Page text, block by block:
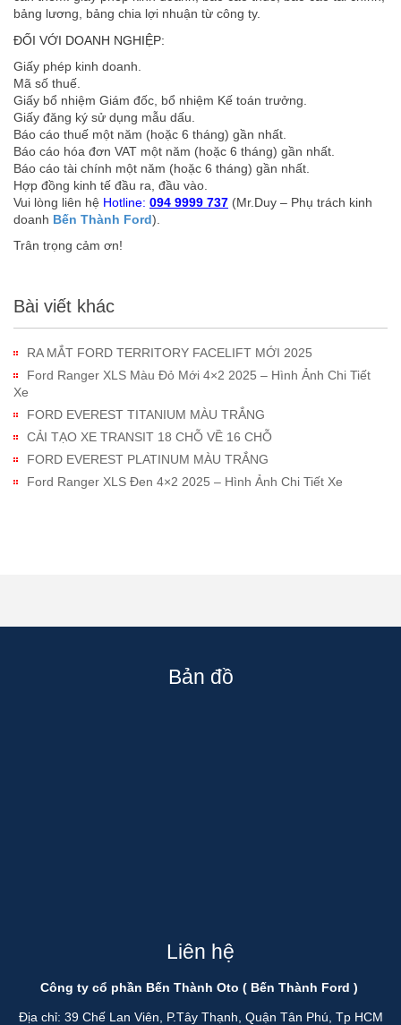
bảng lương, bảng chia lợi nhuận từ công ty.
ĐỐI VỚI DOANH NGHIỆP:
Giấy phép kinh doanh.
Mã số thuế.
Giấy bổ nhiệm Giám đốc, bổ nhiệm Kế toán trưởng.
Giấy đăng ký sử dụng mẫu dấu.
Báo cáo thuế một năm (hoặc 6 tháng) gần nhất.
Báo cáo hóa đơn VAT một năm (hoặc 6 tháng) gần nhất.
Báo cáo tài chính một năm (hoặc 6 tháng) gần nhất.
Hợp đồng kinh tế đầu ra, đầu vào.
Vui lòng liên hệ Hotline: 094 9999 737 (Mr.Duy – Phụ trách kinh
doanh Bến Thành Ford).
Trân trọng cảm ơn!
Bài viết khác
RA MẮT FORD TERRITORY FACELIFT MỚI 2025
Ford Ranger XLS Màu Đỏ Mới 4×2 2025 – Hình Ảnh Chi Tiết
Xe
FORD EVEREST TITANIUM MÀU TRẮNG
CẢI TẠO XE TRANSIT 18 CHỖ VỀ 16 CHỖ
FORD EVEREST PLATINUM MÀU TRẮNG
Ford Ranger XLS Đen 4×2 2025 – Hình Ảnh Chi Tiết Xe
Bản đồ
Liên hệ
Công ty cổ phần Bến Thành Oto ( Bến Thành Ford )
Địa chỉ: 39 Chế Lan Viên, P.Tây Thạnh, Quận Tân Phú, Tp HCM